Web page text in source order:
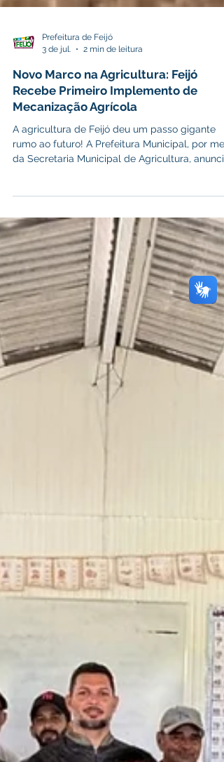
3 de jul.
2 min de leitura
Novo Marco na Agricultura: Feijó
Recebe Primeiro Implemento de
Mecanização Agrícola
A agricultura de Feijó deu um passo gigante
rumo ao futuro! A Prefeitura Municipal, por
a chegada do primeiro implemento de
conquista representa um marco histórico para
nosso setor produtivo rural, trazendo mais
tecnologia, apoio e oportunidades para quem
trabalha na terra. O que muda para o produtor
rural? A chegada deste equipamento não é
apenas uma vitória política, mas sim um g